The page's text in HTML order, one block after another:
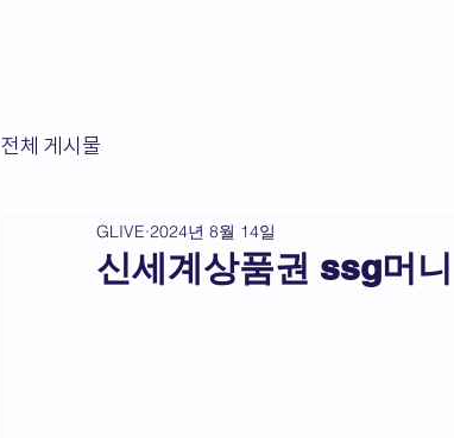
전체 게시물
신세계상품권 ssg머
GLIVE 2024년 8월 14일